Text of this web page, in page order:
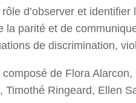
d’observer et
la parité et de
de discrimination,
de Flora
Ringeard, Ellen